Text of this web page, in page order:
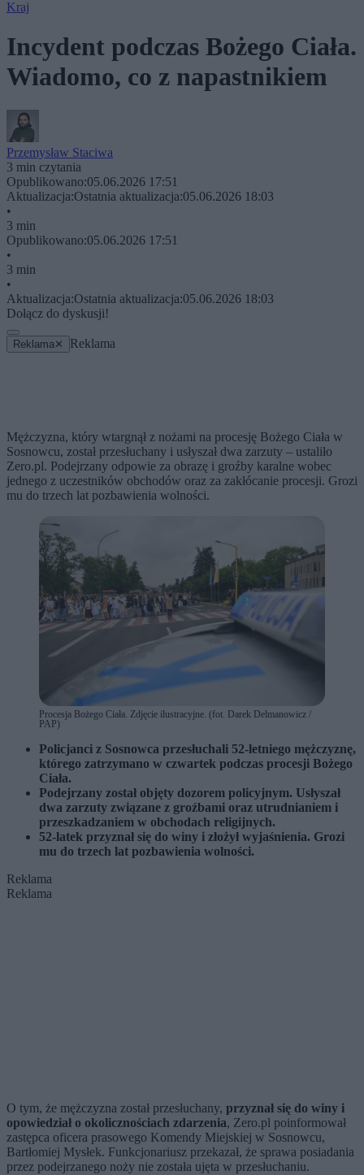
Kraj
Incydent podczas Bożego Ciała.
Wiadomo, co z napastnikiem
Przemysław Staciwa
3 min czytania
Opublikowano:05.06.2026 17:51
Aktualizacja:Ostatnia aktualizacja:05.06.2026 18:03
•
3 min
Opublikowano:05.06.2026 17:51
•
3 min
•
Aktualizacja:Ostatnia aktualizacja:05.06.2026 18:03
Dołącz do dyskusji!
Reklama ✕ Reklama
Mężczyzna, który wtargnął z nożami na procesję Bożego Ciała w
Sosnowcu, został przesłuchany i usłyszał dwa zarzuty – ustaliło
Zero.pl. Podejrzany odpowie za obrazę i groźby karalne wobec
jednego z uczestników obchodów oraz za zakłócanie procesji. Grozi
mu do trzech lat pozbawienia wolności.
Procesja Bożego Ciała. Zdjęcie ilustracyjne. (fot. Darek Delmanowicz /
PAP)
Policjanci z Sosnowca przesłuchali 52-letniego mężczyznę,
którego zatrzymano w czwartek podczas procesji Bożego
Ciała.
Podejrzany został objęty dozorem policyjnym. Usłyszał
dwa zarzuty związane z groźbami oraz utrudnianiem i
przeszkadzaniem w obchodach religijnych.
52-latek przyznał się do winy i złożył wyjaśnienia. Grozi
mu do trzech lat pozbawienia wolności.
Reklama
Reklama
O tym, że mężczyzna został przesłuchany, przyznał się do winy i
opowiedział o okolicznościach zdarzenia, Zero.pl poinformował
zastępca oficera prasowego Komendy Miejskiej w Sosnowcu,
Bartłomiej Mysłek. Funkcjonariusz przekazał, że sprawa posiadania
przez podejrzanego noży nie została ujęta w przesłuchaniu.